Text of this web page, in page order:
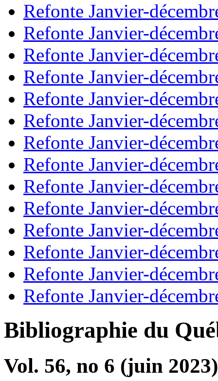
Refonte Janvier-
Refonte Janvier-
Refonte Janvier-
Refonte Janvier-
Refonte Janvier-
Refonte Janvier-
Refonte Janvier-
Refonte Janvier-
Refonte Janvier-
Refonte Janvier-
Refonte Janvier-
Refonte Janvier-
Refonte Janvier-
Refonte Janvier-
Bibliographie du
Vol. 56, no 6 (juin 2023)